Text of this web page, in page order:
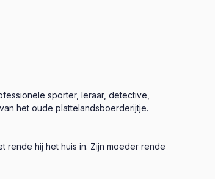
sporter, leraar, detective,
het oude plattelandsboerderijtje.
rende hij het huis in. Zijn moeder rende